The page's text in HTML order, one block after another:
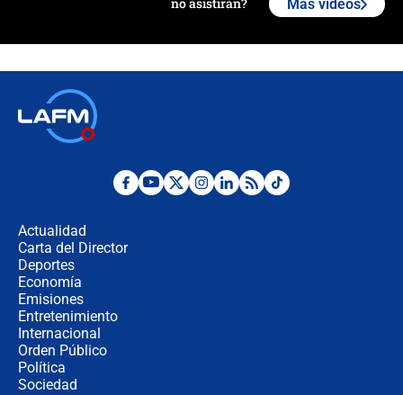
no asistirán?
¿Por qué De la Espriella gobernará
Más videos
Actualidad
Carta del Director
Deportes
Economía
Emisiones
Entretenimiento
Internacional
Orden Público
Política
Sociedad